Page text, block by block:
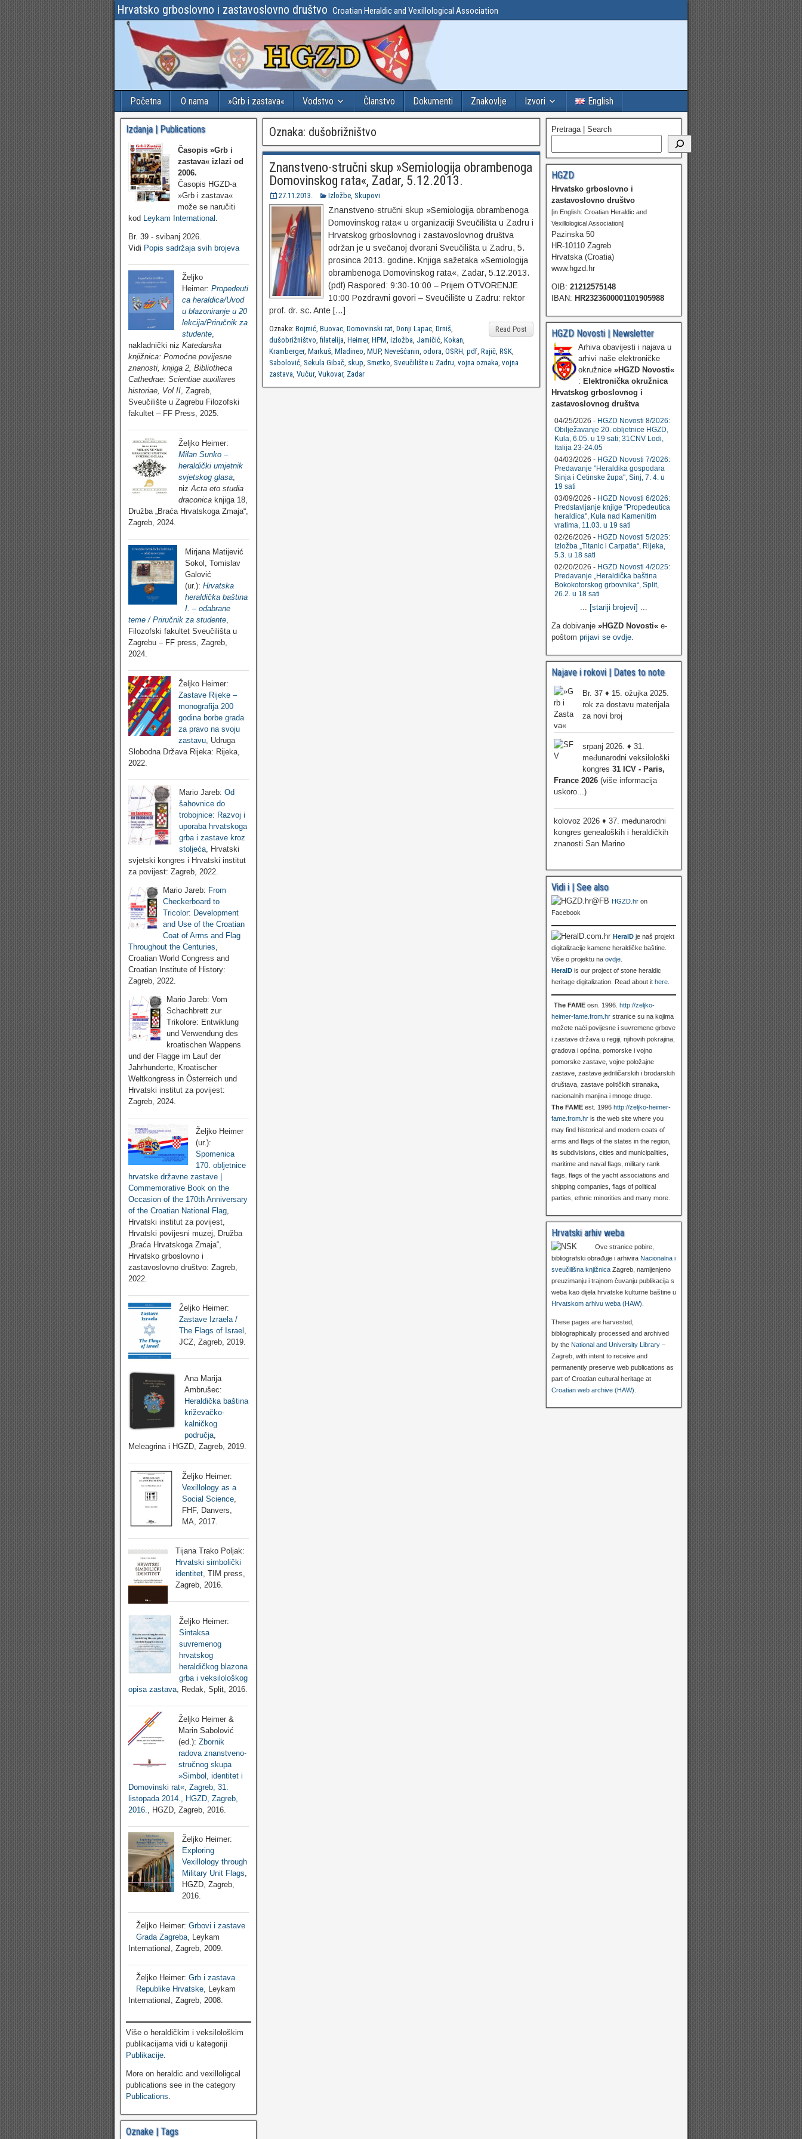
Hrvatsko grboslovno i zastavoslovno društvo Croatian Heraldic and Vexillological Association
Početna O nama »Grb i zastava« Vodstvo Članstvo Dokumenti Znakovlje Izvori English
Oznaka: dušobrižništvo
Znanstveno-stručni skup »Semiologija obrambenoga
Domovinskog rata«, Zadar, 5.12.2013.
27.11.2013. Izložbe, Skupovi
Znanstveno-stručni skup »Semiologija obrambenoga
Domovinskog rata« u organizaciji Sveučilišta u Zadru i
Hrvatskog grboslovnog i zastavoslovnog društva
održan je u svečanoj dvorani Sveučilišta u Zadru, 5.
prosinca 2013. godine. Knjiga sažetaka »Semiologija
obrambenoga Domovinskog rata«, Zadar, 5.12.2013.
(pdf) Raspored: 9:30-10:00 – Prijem OTVORENJE
10:00 Pozdravni govori – Sveučilište u Zadru: rektor
prof. dr. sc. Ante […]
Read Post
Oznake: Bojmić, Buovac, Domovinski rat, Donji Lapac, Drniš,
dušobrižništvo, filatelija, Heimer, HPM, izložba, Jamičić, Kokan,
Kramberger, Markuš, Mladineo, MUP, Nevešćanin, odora, OSRH, pdf, Rajič, RSK,
Sabolović, Sekula Gibač, skup, Smetko, Sveučilište u Zadru, vojna oznaka, vojna
zastava, Vučur, Vukovar, Zadar
Izdanja | Publications
Časopis »Grb i
zastava« izlazi od
2006.
Časopis HGZD-a
»Grb i zastava«
može se naručiti
kod Leykam International
Br. 39 - svibanj 2026.
Vidi Popis sadržaja svih brojeva
Željko
Heimer: Propedeuti
ca heraldica/Uvod
u blazoniranje u 20
lekcija/Priručnik za
studente,
nakladnički niz Katedarska
knjižnica: Pomoćne povijesne
znanosti, knjiga 2, Bibliotheca
Cathedrae: Scientiae auxiliares
historiae, Vol II, Zagreb,
Sveučilište u Zagrebu Filozofski
fakultet – FF Press, 2025.
Željko Heimer:
Milan Sunko –
heraldički umjetnik
svjetskog glasa
niz Acta eto studia
draconica knjiga 18,
Družba „Braća Hrvatskoga Zmaja“,
Zagreb, 2024.
Mirjana Matijević
Sokol, Tomislav
Galović
(ur.): Hrvatska
heraldička baština
I. – odabrane
teme / Priručnik za studente,
Filozofski fakultet Sveučilišta u
Zagrebu – FF press, Zagreb,
2024.
Željko Heimer:
Zastave Rijeke –
monografija 200
godina borbe grada
za pravo na svoju
zastavu, Udruga
Slobodna Država Rijeka: Rijeka,
2022.
Mario Jareb: Od
šahovnice do
trobojnice: Razvoj i
uporaba hrvatskoga
grba i zastave kroz
stoljeća, Hrvatski
svjetski kongres i Hrvatski institut
za povijest: Zagreb, 2022.
Mario Jareb: From
Checkerboard to
Tricolor: Development
and Use of the Croatian
Coat of Arms and Flag
Throughout the Centuries,
Croatian World Congress and
Croatian Institute of History:
Zagreb, 2022.
Mario Jareb: Vom
Schachbrett zur
Trikolore: Entwiklung
und Verwendung des
kroatischen Wappens
und der Flagge im Lauf der
Jahrhunderte, Kroatischer
Weltkongress in Österreich und
Hrvatski institut za povijest:
Zagreb, 2024.
Željko Heimer
(ur.):
Spomenica
170. obljetnice
hrvatske državne zastave |
Commemorative Book on the
Occasion of the 170th Anniversary
of the Croatian National Flag
Hrvatski institut za povijest,
Hrvatski povijesni muzej, Družba
„Braća Hrvatskoga Zmaja“,
Hrvatsko grboslovno i
zastavoslovno društvo: Zagreb,
2022.
Željko Heimer:
Zastave Izraela /
The Flags of Israel ,
JCZ, Zagreb, 2019.
Ana Marija
Ambrušec:
Heraldička baština
križevačko-
kalničkog
područja,
Meleagrina i HGZD, Zagreb, 2019.
Željko Heimer:
Vexillology as a
Social Science
FHF, Danvers,
MA, 2017.
Tijana Trako Poljak:
Hrvatski simbolički
identitet, TIM press,
Zagreb, 2016.
Željko Heimer:
Sintaksa
suvremenog
hrvatskog
heraldičkog blazona
grba i veksilološkog
opisa zastava, Redak, Split, 2016.
Željko Heimer &
Marin Sabolović
(ed.): Zbornik
radova znanstveno-
stručnog skupa
»Simbol, identitet i
Domovinski rat«, Zagreb, 31.
listopada 2014., HGZD, Zagreb,
2016.
, HGZD, Zagreb, 2016.
Željko Heimer:
Exploring
Vexillology through
Military Unit Flags,
HGZD, Zagreb,
2016.
Željko Heimer: Grbovi i zastave
Grada Zagreba , Leykam
International, Zagreb, 2009.
Željko Heimer: Grb i zastava
Republike Hrvatske, Leykam
International, Zagreb, 2008.
Više o heraldičkim i veksilološkim
publikacijama vidi u kategoriji
Publikacije
More on heraldic and vexilloligcal
publications see in the category
Publications
Oznake | Tags
Pretraga | Search
HGZD
Hrvatsko grboslovno i
zastavoslovno društvo
[in English: Croatian Heraldic and
Vexillological Association]
Pazinska 50
HR-10110 Zagreb
Hrvatska (Croatia)
www.hgzd.hr
OIB: 21212575148
IBAN: HR2323600001101905988
HGZD Novosti | Newsletter
Arhiva obavijesti i najava u
arhivi naše elektroničke
okružnice »HGZD Novosti«
: Elektronička okružnica
Hrvatskog grboslovnog i
zastavoslovnog društva
04/25/2026 - HGZD Novosti 8/2026:
Obilježavanje 20. obljetnice HGZD,
Kula, 6.05. u 19 sati; 31CNV Lodi,
Italija 23-24.05
04/03/2026 - HGZD Novosti 7/2026:
Predavanje "Heraldika gospodara
Sinja i Cetinske župa", Sinj, 7. 4. u
19 sati
03/09/2026 - HGZD Novosti 6/2026:
Predstavljanje knjige "Propedeutica
heraldica", Kula nad Kamenitim
vratima, 11.03. u 19 sati
02/26/2026 - HGZD Novosti 5/2025:
Izložba „Titanic i Carpatia“, Rijeka,
5.3. u 18 sati
02/20/2026 - HGZD Novosti 4/2025:
Predavanje „Heraldička baština
Bokokotorskog grbovnika“, Split,
26.2. u 18 sati
... [stariji brojevi] ...
Za dobivanje »HGZD Novosti«e-
poštom prijavi se ovdje.
Najave i rokovi | Dates to note
Br. 37 ♦ 15. ožujka 2025.
rok za dostavu materijala
za novi broj
srpanj 2026. ♦ 31.
međunarodni veksilološki
kongres 31 ICV - Paris,
France 2026(više informacija
uskoro...)
kolovoz 2026 ♦ 37. međunarodni
kongres genealoških i heraldičkih
znanosti San Marino
Vidi i | See also
HGZD.hron
Facebook
HeralDje naš projekt
digitalizacije kamene heraldičke baštine.
Više o projektu na ovdje.
HeralDis our project of stone heraldic
heritage digitalization. Read about it here.
The FAMEosn. 1996. http://zeljko-
heimer-fame.from.hrstranice su na kojima
možete naći povijesne i suvremene grbove
i zastave država u regiji, njihovih pokrajina,
gradova i općina, pomorske i vojno
pomorske zastave, vojne položajne
zastave, zastave jedriličarskih i brodarskih
društava, zastave političkih stranaka,
nacionalnih manjina i mnoge druge.
The FAMEest. 1996 http://zeljko-heimer-
fame.from.hris the web site where you
may find historical and modern coats of
arms and flags of the states in the region,
its subdivisions, cities and municipalities,
maritime and naval flags, military rank
flags, flags of the yacht associations and
shipping companies, flags of political
parties, ethnic minorities and many more.
Hrvatski arhiv weba
Ove stranice pobire,
bibliografski obrađuje i arhivira Nacionalna i
sveučilišna knjižnicaZagreb, namijenjeno
preuzimanju i trajnom čuvanju publikacija s
weba kao dijela hrvatske kulturne baštine u
Hrvatskom arhivu weba (HAW)
These pages are harvested,
bibliographically processed and archived
by the National and University Library–
Zagreb, with intent to receive and
permanently preserve web publications as
part of Croatian cultural heritage at
Croatian web archive (HAW)